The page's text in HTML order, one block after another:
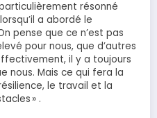
résonné
a abordé le
pense que ce n’est pas
pour nous, que d’autres
il y a toujours
nous. Mais ce qui fera la
le travail et la
» .